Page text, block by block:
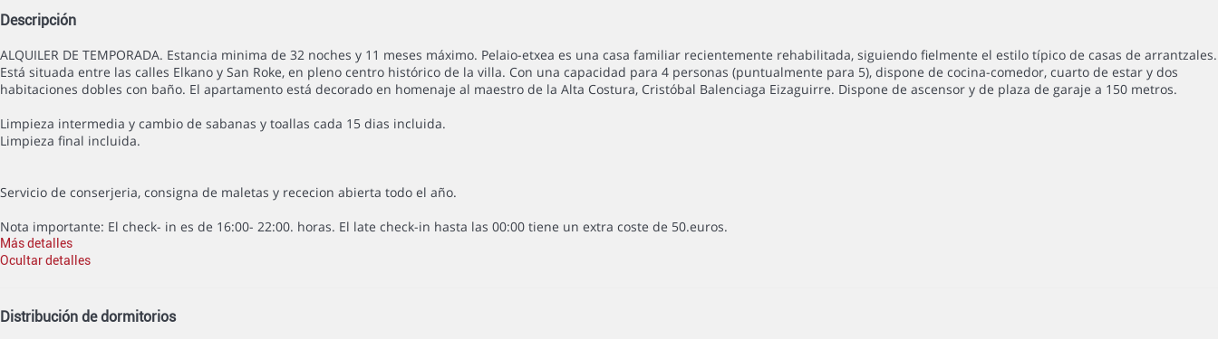
Descripción
ALQUILER DE TEMPORADA. Estancia minima de 32 noches y 11 meses máximo. Pelaio-etxea es una casa familiar recientemente rehabilitada, siguiendo fielmente el estilo típico de casas de arrantzales.
Está situada entre las calles Elkano y San Roke, en pleno centro histórico de la villa. Con una capacidad para 4 personas (puntualmente para 5), dispone de cocina-comedor, cuarto de estar y dos
habitaciones dobles con baño. El apartamento está decorado en homenaje al maestro de la Alta Costura, Cristóbal Balenciaga Eizaguirre. Dispone de ascensor y de plaza de garaje a 150 metros.
Limpieza intermedia y cambio de sabanas y toallas cada 15 dias incluida.
Limpieza final incluida.
Servicio de conserjeria, consigna de maletas y rececion abierta todo el año.
Nota importante: El check- in es de 16:00- 22:00. horas. El late check-in hasta las 00:00 tiene un extra coste de 50.euros.
Más detalles
Ocultar detalles
Distribución de dormitorios